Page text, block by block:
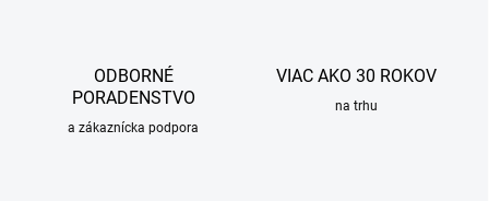
ODBORNÉ
PORADENSTVO
a zákaznícka podpora
VIAC AKO 30 ROKOV
na trhu